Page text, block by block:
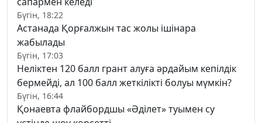
Бүгін, 18:22
Астанада Қорғалжын тас жолы ішінара
жабылады
Бүгін, 17:03
Неліктен 120 балл грант алуға әрдайым кепілдік
бермейді, ал 100 балл жеткілікті болуы мүмкін?
Бүгін, 16:44
Қонаевта флайбордшы «Әділет» туымен су